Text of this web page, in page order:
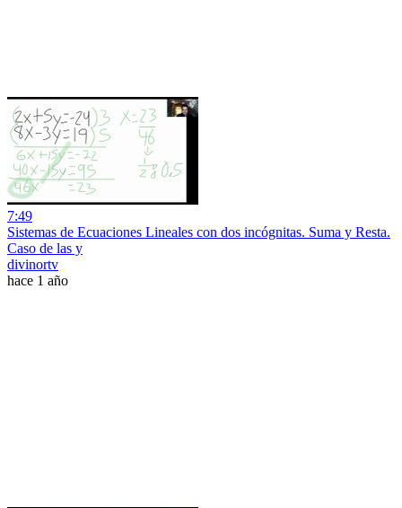
7:49
Sistemas de Ecuaciones Lineales con dos incógnitas. Suma y Resta.
Caso de las y
divinortv
hace 1 año